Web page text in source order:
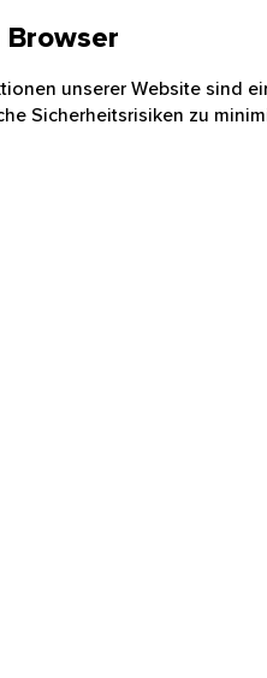
unserer Website sind
Sicherheitsrisiken zu